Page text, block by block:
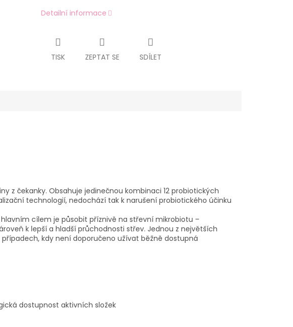
Detailní informace
TISK ZEPTAT SE SDÍLET
z čekanky. Obsahuje jedinečnou kombinaci 12 probiotických
technologií, nedochází tak k narušení probiotického účinku
cílem je působit příznivě na střevní mikrobiotu –
k lepší a hladší průchodnosti střev. Jednou z největších
kdy není doporučeno užívat běžně dostupná
dostupnost aktivních složek